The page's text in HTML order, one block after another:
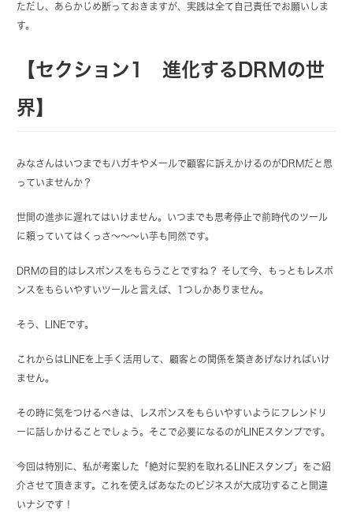
ただし、あらかじめ断っておきますが、実践は全て自己責任でお願いしま
す。
【セクション1 進化するDRMの世
界】
みなさんはいつまでもハガキやメールで顧客に訴えかけるのがDRMだと思
っていませんか？
世間の進歩に遅れてはいけません。いつまでも思考停止で前時代のツール
に頼っていてはくっさ～～～い芋も同然です。
DRMの目的はレスポンスをもらうことですね？ そして今、もっともレスポ
ンスをもらいやすいツールと言えば、1つしかありません。
そう、LINEです。
これからはLINEを上手く活用して、顧客との関係を築きあげなければいけ
ません。
その時に気をつけるべきは、レスポンスをもらいやすいようにフレンドリ
ーに話しかけることでしょう。そこで必要になるのがLINEスタンプです。
今回は特別に、私が考案した「絶対に契約を取れるLINEスタンプ」をご紹
介させて頂きます。これを使えばあなたのビジネスが大成功すること間違
いナシです！